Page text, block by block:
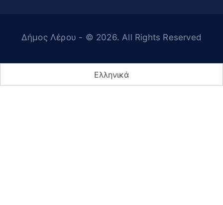
Δήμος Λέρου - © 2026. All Rights Reserved
Ελληνικά